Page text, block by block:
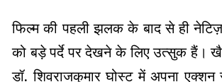
फिल्म की पहली झलक के बाद से ही
को बड़े पर्दे पर देखने के लिए उत्सुक हैं।
डॉ. शिवराजकुमार घोस्ट में अपना एक्शन